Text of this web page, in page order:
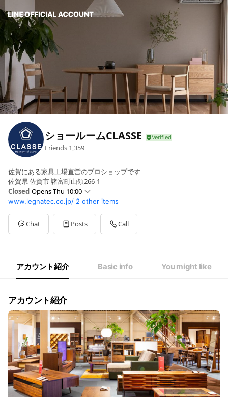
ショールームCLASSE
Friends 1,359
佐賀にある家具工場直営のプロショップです
佐賀県 佐賀市 諸富町山領266-1
Closed Opens Thu 10:00
Sun10:00 - 18:00
Mon10:00 - 18:00
Tue10:00 - 18:00
WedClosed
10:00 - 18:00
定休日 毎週水曜日、年末年始、夏季
www.legnatec.co.jp/ 2 other items
Chat Posts Call
アカウント紹介 Basic info You might like
アカウント紹介